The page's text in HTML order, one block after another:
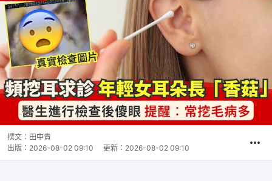
撰文： 田中貴
出版： 2026-08-02 09:10 更新： 2026-08-02 09:10